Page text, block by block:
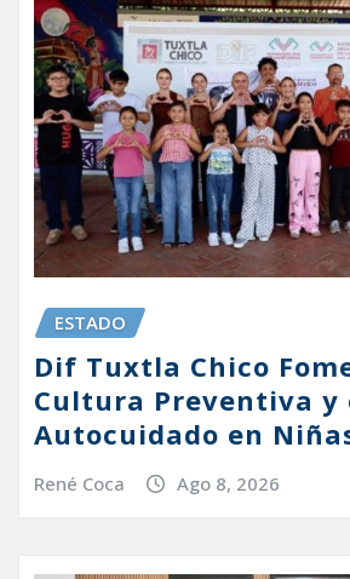
ESTADO
Dif Tuxtla Chico
Cultura Preventiva y
Autocuidado en
René Coca Ago 8, 2026